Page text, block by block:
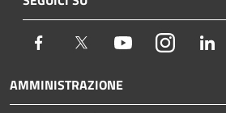
Facebook Twitter YoutubeInstagram
AMMINISTRAZIONE